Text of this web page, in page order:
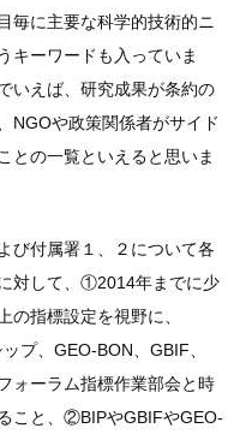
毎に主要な科学的技術的ニ
キーワードも入っていま
いえば、研究成果が条約の
NGOや政策関係者がサイド
との一覧といえると思いま
び付属署１、２について各
対して、①2014年までに少
の指標設定を視野に、
プ、GEO-BON、GBIF、
ォーラム指標作業部会と時
こと、②BIPやGBIFやGEO-